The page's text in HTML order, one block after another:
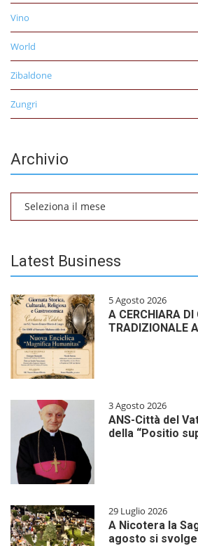
Vino
World
Zibaldone
Zungri
Archivio
Latest Business
5 Agosto 2026
A CERCHIARA
TRADIZIONALE
3 Agosto 2026
ANS-Città del
della “Positio
29 Luglio 2026
A Nicotera la
agosto si